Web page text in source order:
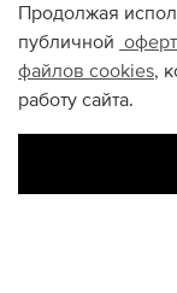
Продолжая
публичной
файлов cookies,
работу сайта.